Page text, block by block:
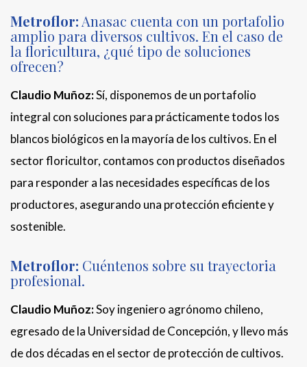
Metroflor:Anasac cuenta con un portafolio
amplio para diversos cultivos. En el caso de
la floricultura, ¿qué tipo de soluciones
ofrecen?
Claudio Muñoz:Sí, disponemos de un portafolio
integral con soluciones para prácticamente todos los
blancos biológicos en la mayoría de los cultivos. En el
sector floricultor, contamos con productos diseñados
para responder a las necesidades específicas de los
productores, asegurando una protección eficiente y
sostenible.
Metroflor: Cuéntenos sobre su trayectoria
profesional.
Claudio Muñoz:Soy ingeniero agrónomo chileno,
egresado de la Universidad de Concepción, y llevo más
de dos décadas en el sector de protección de cultivos.